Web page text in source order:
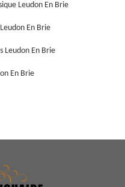
Leudon En Brie
En Brie
Leudon En Brie
En Brie